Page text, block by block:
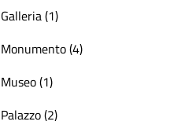
Galleria (1)
Monumento (4)
Museo (1)
Palazzo (2)